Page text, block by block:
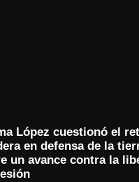
López cuestionó el
en defensa de la
un avance contra la